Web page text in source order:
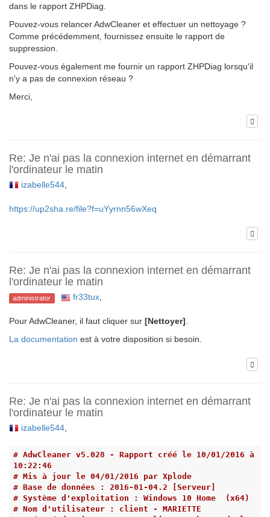
dans le rapport ZHPDiag.
Pouvez-vous relancer AdwCleaner et effectuer un nettoyage ?
Comme précédemment, fournissez ensuite le rapport de
suppression.
Pouvez-vous également me fournir un rapport ZHPDiag lorsqu'il
n'y a pas de connexion réseau ?
Merci,
Re: Je n'ai pas la connexion internet en démarrant
l'ordinateur le matin
izabelle544
https://up2sha.re/file?f=uYyrnn56wXeq
Re: Je n'ai pas la connexion internet en démarrant
l'ordinateur le matin
administrator fr33tux,
Pour AdwCleaner, il faut cliquer sur [Nettoyer].
La documentation est à votre disposition si besoin.
Re: Je n'ai pas la connexion internet en démarrant
l'ordinateur le matin
izabelle544
# AdwCleaner v5.028 - Rapport créé le 10/01/2016 à
10:22:46
# Mis à jour le 04/01/2016 par Xplode
# Base de données : 2016-01-04.2 [Serveur]
# Système d'exploitation : Windows 10 Home  (x64)
# Nom d'utilisateur : client - MARIETTE